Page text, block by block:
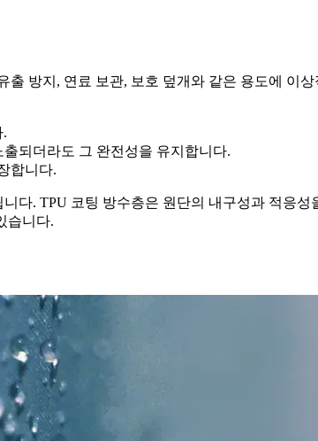
방지, 연료 보관, 보호 덮개와 같은 용도에 이
.
되더라도 그 완전성을 유지합니다.
합니다.
다. TPU 코팅 방수층은 원단의 내구성과 적응성
습니다.